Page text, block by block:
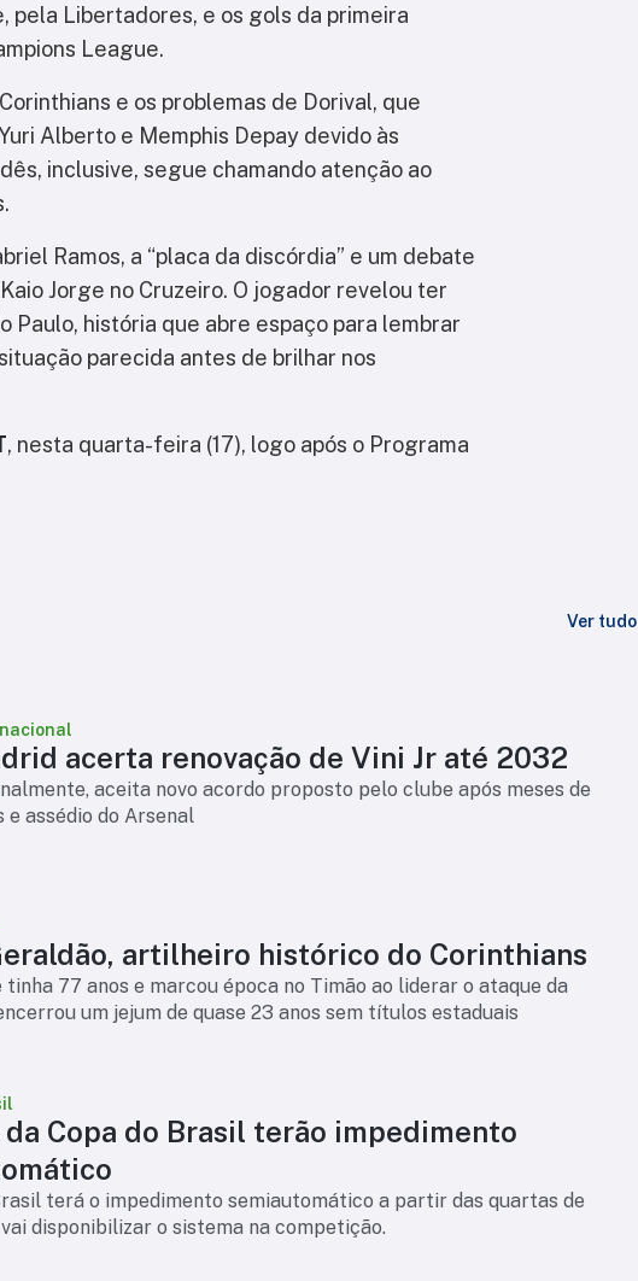
pela Libertadores, e os gols da primeira
League.
e os problemas de Dorival, que
Alberto e Memphis Depay devido às
inclusive, segue chamando atenção ao
Ramos, a “placa da discórdia” e um debate
Jorge no Cruzeiro. O jogador revelou ter
Paulo, história que abre espaço para lembrar
parecida antes de brilhar nos
, nesta quarta-feira (17), logo após o Programa
Ver tudo
acerta renovação de Vini Jr até 2032
aceita novo acordo proposto pelo clube após meses de
e assédio do Arsenal
artilheiro histórico do Corinthians
77 anos e marcou época no Timão ao liderar o ataque da
um jejum de quase 23 anos sem títulos estaduais
da Copa do Brasil terão impedimento
terá o impedimento semiautomático a partir das quartas de
disponibilizar o sistema na competição.